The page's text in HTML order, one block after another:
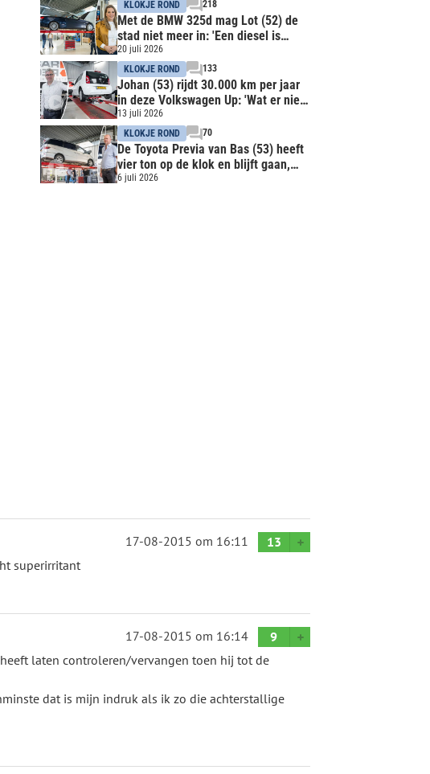
KLOKJE ROND
218
Met de BMW 325d mag Lot (52) de
stad niet meer in: 'Een diesel is
onverwoestbaar', zei mijn vader
20 juli 2026
KLOKJE ROND
133
Johan (53) rijdt 30.000 km per jaar
in deze Volkswagen Up: 'Wat er niet
op zit, kan niet kapot'
13 juli 2026
KLOKJE ROND
70
De Toyota Previa van Bas (53) heeft
vier ton op de klok en blijft gaan,
ondanks wat ouderdomskwalen
6 juli 2026
17-08-2015 om 16:11
13
superirritant
17-08-2015 om 16:14
9
laten controleren/vervangen toen hij tot de
dat is mijn indruk als ik zo die achterstallige